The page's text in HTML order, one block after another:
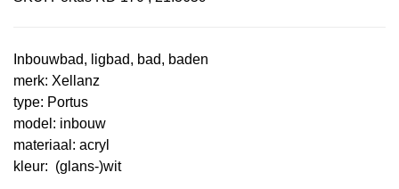
Inbouwbad, ligbad, bad, baden
merk: Xellanz
type: Portus
model: inbouw
materiaal: acryl
kleur: (glans-)wit